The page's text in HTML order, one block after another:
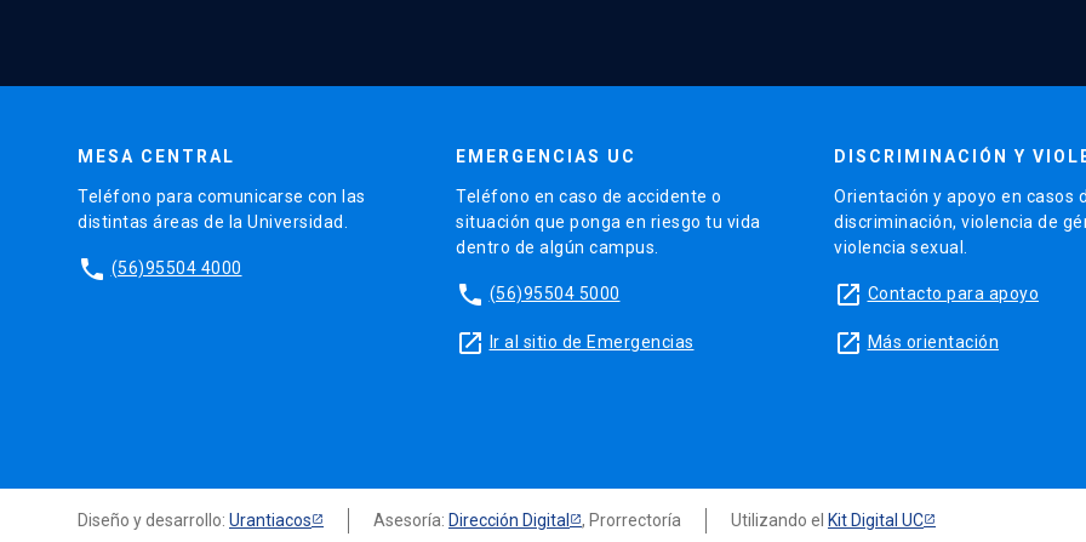
MESA CENTRAL
Teléfono para comunicarse con las
distintas áreas de la Universidad.
phone (56)95504 4000
EMERGENCIAS UC
Teléfono en caso de accidente o
situación que ponga en riesgo tu vida
dentro de algún campus.
phone (56)95504 5000
launch Ir al sitio de Emergencias
DISCRIMINACIÓN Y
Orientación y apoyo en casos
discriminación, violencia de
violencia sexual.
launch Contacto para apoyo
launch Más orientación
Diseño y desarrollo: Urantiacos Asesoría: Dirección Digital , Prorrectoría Utilizando el Kit Digital UC